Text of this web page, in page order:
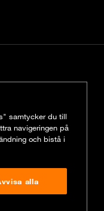
samtycker du till
navigeringen på
och bistå i
alla